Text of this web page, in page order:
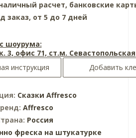
расчет, банковские
заказ, от 5 до 7 дней
шоурума:
3, офис 71, ст.м. Севастопольская
инструкция Добавить
Сказки Affresco
Affresco
Россия
фреска на штукатурке